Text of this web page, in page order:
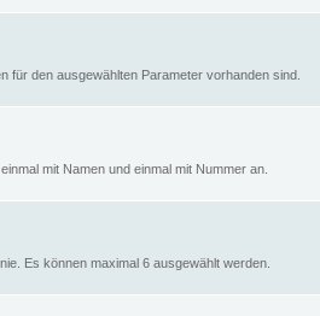
für den ausgewählten Parameter vorhanden sind.
mit Namen und einmal mit Nummer an.
Es können maximal 6 ausgewählt werden.